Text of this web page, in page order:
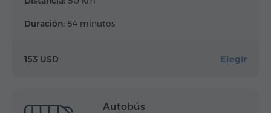
Duración: 54 minutos
153 USD Elegir
Autobús